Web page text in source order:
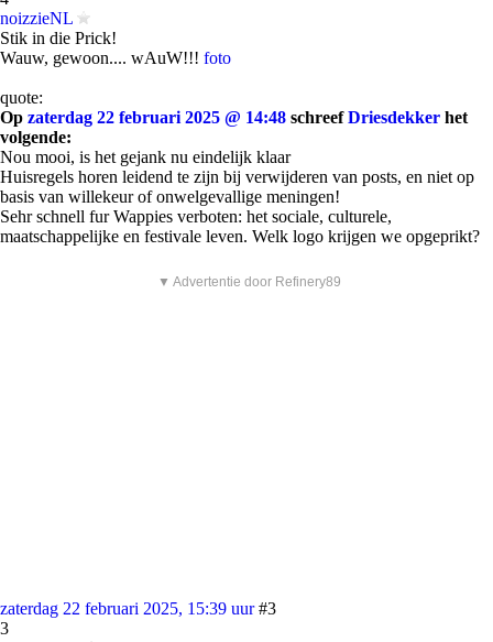
noizzieNL
Stik in die Prick!
Wauw, gewoon.... wAuW!!! foto
quote:
Op zaterdag 22 februari 2025 @ 14:48 schreefDriesdekker het
volgende:
Nou mooi, is het gejank nu eindelijk klaar
Huisregels horen leidend te zijn bij verwijderen van posts, en niet op
basis van willekeur of onwelgevallige meningen!
Sehr schnell fur Wappies verboten: het sociale, culturele,
maatschappelijke en festivale leven. Welk logo krijgen we opgeprikt?
▼ Advertentie door Refinery89
zaterdag 22 februari 2025, 15:39 uur #3
3